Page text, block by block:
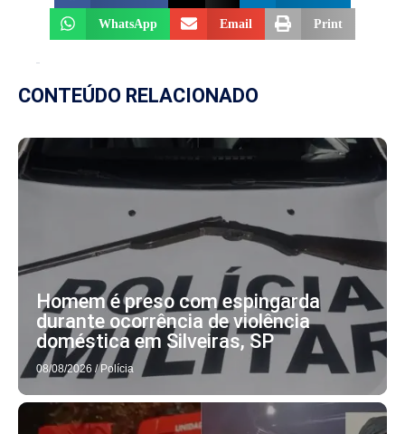
WhatsApp Email Print
CONTEÚDO RELACIONADO
Homem é preso com espingarda
durante ocorrência de violência
doméstica em Silveiras, SP
08/08/2026 / Polícia